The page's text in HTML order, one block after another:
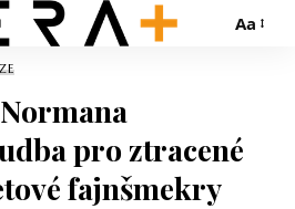
Aa
pro ztracené
fajnšmekry